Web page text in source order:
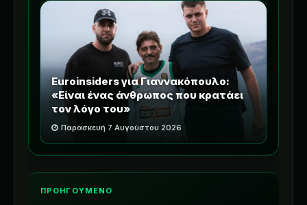
Euroinsiders για Γιαννακόπουλο:
«Είναι ένας άνθρωπος που κρατάει
τον λόγο του»
Παρασκευή 7 Αυγούστου 2026
ΠΡΟΗΓΟΥΜΕΝΟ